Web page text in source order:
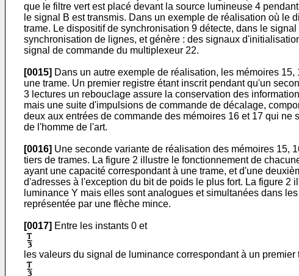
que le filtre vert est placé devant la source lumineuse 4
le signal B est transmis. Dans un exemple de réalisation où le
trame. Le dispositif de synchronisation 9 détecte, dans le
synchronisation de lignes, et génère : des signaux
signal de commande du multiplexeur 22.
[0015] Dans un autre exemple de réalisation, les mémoires
une trame. Un premier registre étant inscrit pendant qu'un
3 lectures un rebouclage assure la conservation des
mais une suite d'impulsions de commande de décalage,
deux aux entrées de commande des mémoires 16 et 17 qui
de l'homme de l'art.
[0016] Une seconde variante de réalisation des mémoires 15,
tiers de trames. La figure 2 illustre le fonctionnement de
ayant une capacité correspondant à une trame, et d'une
d'adresses à l'exception du bit de poids le plus fort. La figure
luminance Y mais elles sont analogues et simultanées dans
représentée par une flèche mince.
[0017] Entre les instants 0 et
les valeurs du signal de luminance correspondant à un